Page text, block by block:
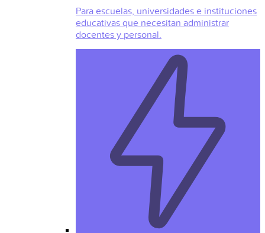
Para escuelas, universidades e instituciones
educativas que necesitan administrar
docentes y personal.